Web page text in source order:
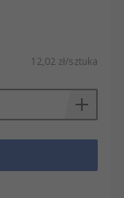
12,02 zł/sztuka